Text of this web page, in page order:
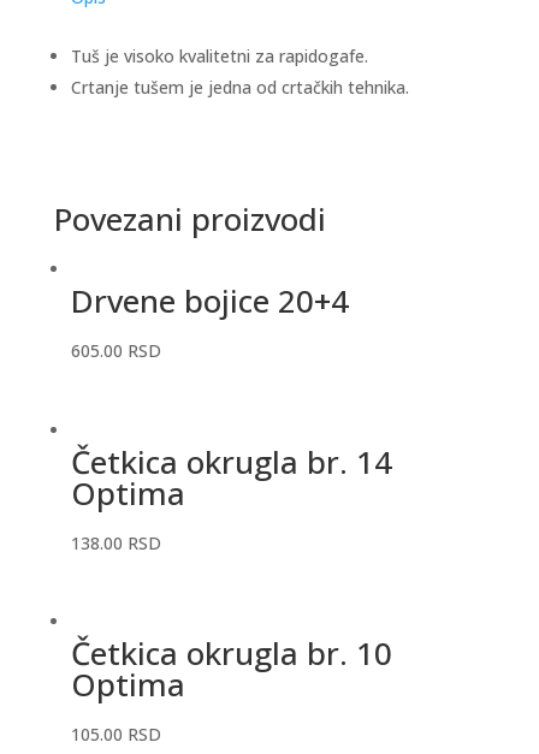
Tuš je visoko kvalitetni za rapidogafe.
Crtanje tušem je jedna od crtačkih tehnika.
Povezani proizvodi
Drvene bojice 20+4
605.00 RSD
Četkica okrugla br. 14
Optima
138.00 RSD
Četkica okrugla br. 10
Optima
105.00 RSD